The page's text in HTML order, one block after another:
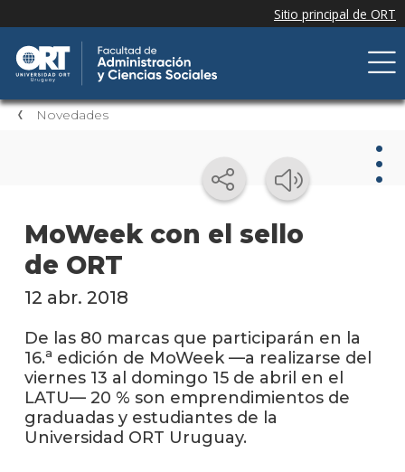
Novedades
MoWeek con el sello
de ORT
12 abr. 2018
De las 80 marcas que participarán en la
16.a edición de MoWeek —a realizarse del
viernes 13 al domingo 15 de abril en el
LATU— 20 % son emprendimientos de
graduadas y estudiantes de la
Universidad ORT Uruguay.